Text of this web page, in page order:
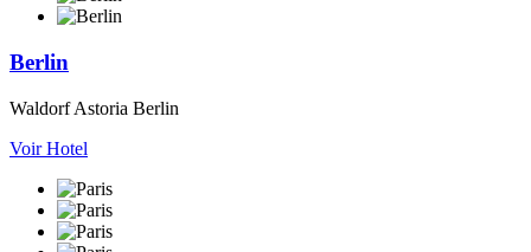
Berlin
Waldorf Astoria Berlin
Voir Hotel